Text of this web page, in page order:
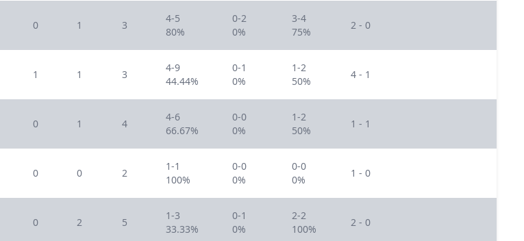
0 1 3
4-5
80%
0-2
0%
3-4
75%
2 - 0
1 1 3
4-9
44.44%
0-1
0%
1-2
50%
4 - 1
0 1 4
4-6
66.67%
0-0
0%
1-2
50%
1 - 1
0 0 2
1-1
100%
0-0
0%
0-0
0%
1 - 0
0 2 5
1-3
33.33%
0-1
0%
2-2
100%
2 - 0